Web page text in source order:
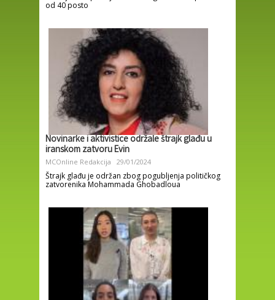
od 40 posto
Novinarke i aktivistice održale štrajk glađu u
iranskom zatvoru Evin
MCOnline Redakcija 29/01/2024
Štrajk glađu je održan zbog pogubljenja političkog
zatvorenika Mohammada Ghobadloua